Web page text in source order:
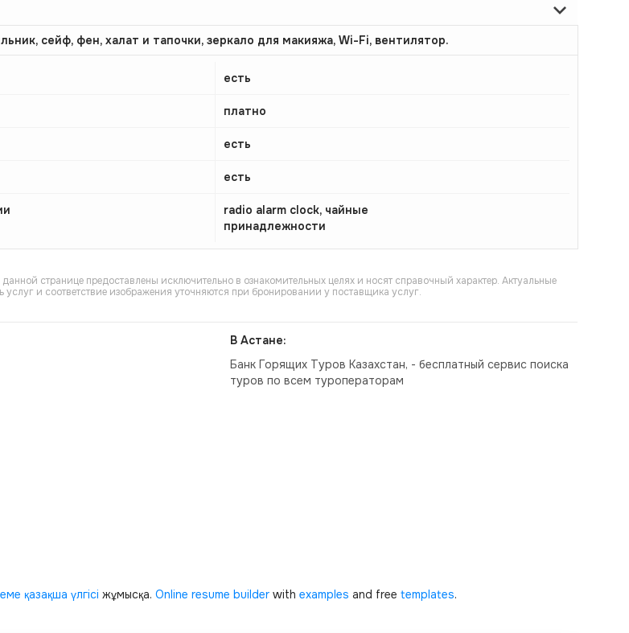
сейф, фен, халат и тапочки, зеркало для макияжа, Wi-Fi, вентилятор.
есть
платно
есть
есть
radio alarm clock, чайные
принадлежности
странице предоставлены исключительно в ознакомительных целях и носят справочный характер. Актуальные
услуг и соответствие изображения уточняются при бронировании у поставщика услуг.
В Астане:
Банк Горящих Туров Казахстан, - бесплатный сервис поиска
туров по всем туроператорам
қазақша үлгісі жұмысқа. Online resume builder with examples and free templates.